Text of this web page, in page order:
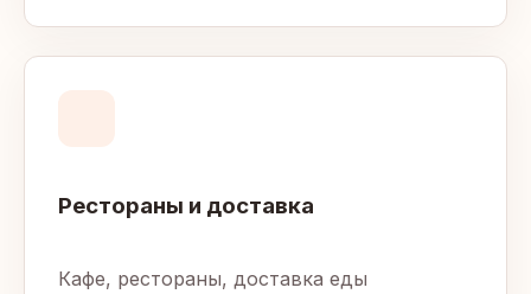
Рестораны и доставка
Кафе, рестораны, доставка еды